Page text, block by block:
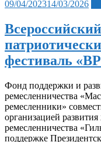
Posted
09/04/202314/03/2026
фестиваль
Фонд поддержки и
ремесленничества
ремесленники»
организацией
ремесленничества
поддержке